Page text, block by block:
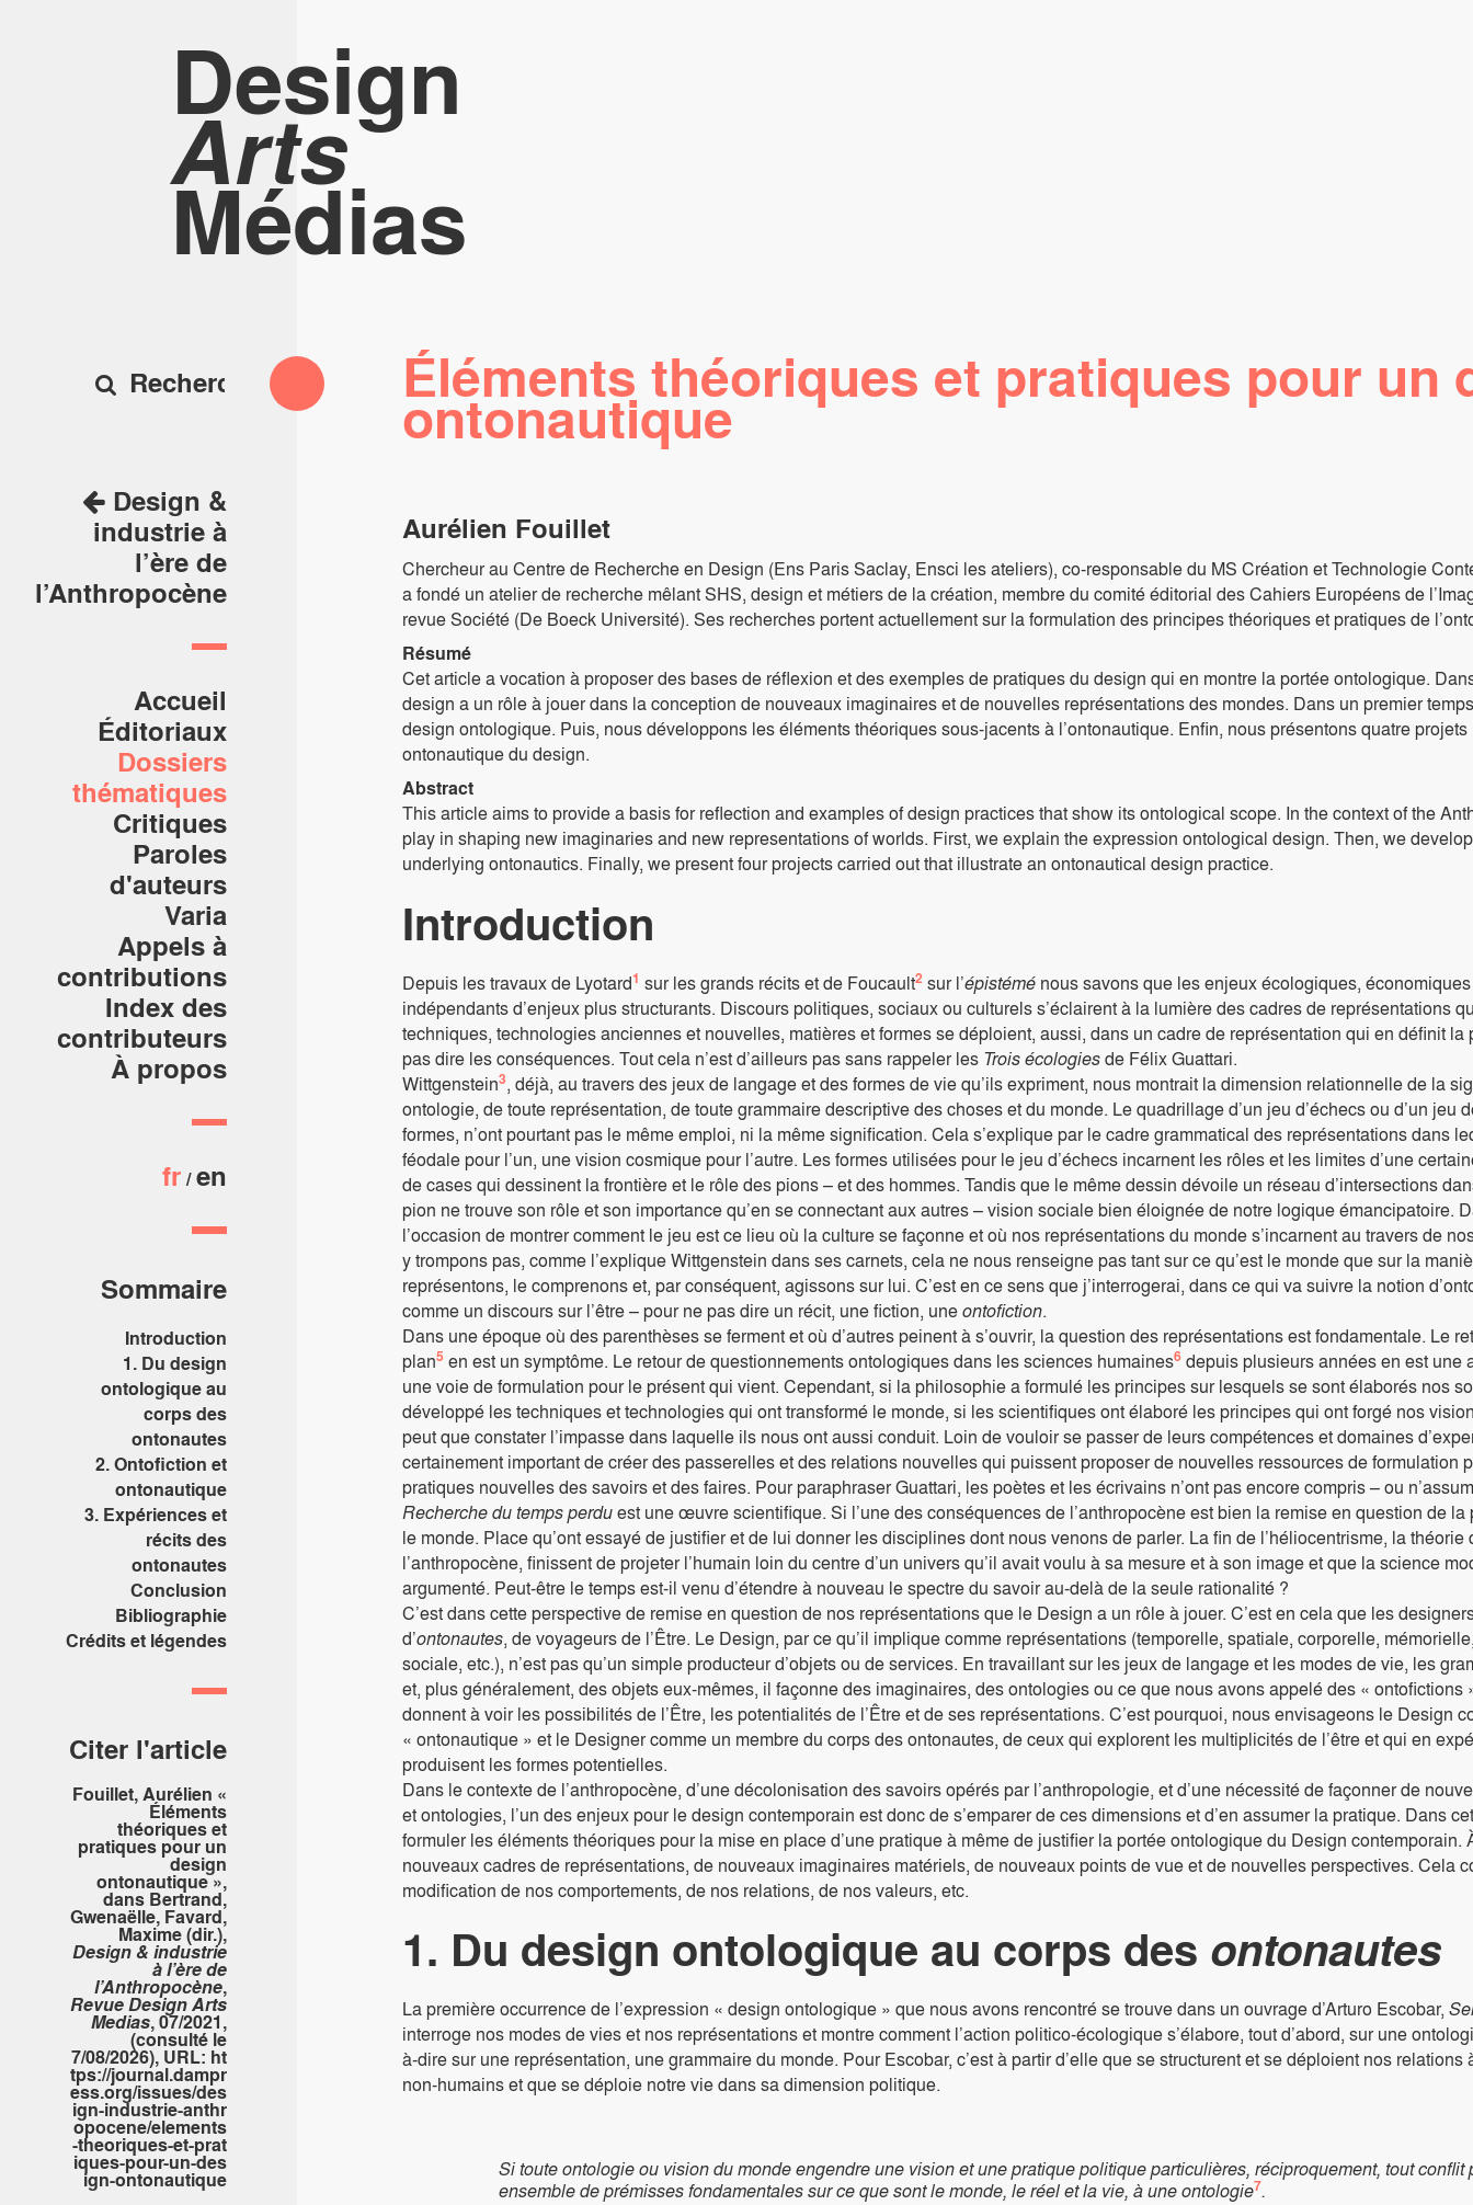
Design
Arts
Médias
Design &
industrie à
l’ère de
l’Anthropocène
Accueil
Éditoriaux
Dossiers
thématiques
Critiques
Paroles
d'auteurs
Varia
Appels à
contributions
Index des
contributeurs
À propos
fr en
Sommaire
Introduction
1. Du design
ontologique au
corps des
ontonautes
2. Ontofiction et
ontonautique
3. Expériences et
récits des
ontonautes
Conclusion
Bibliographie
Crédits et légendes
Citer l'article
Fouillet, Aurélien «
Éléments
théoriques et
pratiques pour un
design
ontonautique »,
dans Bertrand,
Gwenaëlle, Favard,
Maxime (dir.),
Design & industrie
à l’ère de
l’Anthropocène,
Revue Design Arts
Medias, 07/2021,
(consulté le
7/08/2026), URL: ht
tps://journal.dampr
ess.org/issues/des
ign-industrie-anthr
opocene/elements
-theoriques-et-prat
iques-pour-un-des
ign-ontonautique
Éléments théoriques et pratiques pour un
ontonautique
Aurélien Fouillet
Chercheur au Centre de Recherche en Design (Ens Paris Saclay, Ensci les ateliers), co-responsable du MS Création et Technologie
a fondé un atelier de recherche mêlant SHS, design et métiers de la création, membre du comité éditorial des Cahiers Européens de
revue Société (De Boeck Université). Ses recherches portent actuellement sur la formulation des principes théoriques et pratiques de
Résumé
Cet article a vocation à proposer des bases de réflexion et des exemples de pratiques du design qui en montre la portée ontologique.
design a un rôle à jouer dans la conception de nouveaux imaginaires et de nouvelles représentations des mondes. Dans un premier
design ontologique. Puis, nous développons les éléments théoriques sous-jacents à l’ontonautique. Enfin, nous présentons quatre
ontonautique du design.
Abstract
This article aims to provide a basis for reflection and examples of design practices that show its ontological scope. In the context of the
play in shaping new imaginaries and new representations of worlds. First, we explain the expression ontological design. Then, we
underlying ontonautics. Finally, we present four projects carried out that illustrate an ontonautical design practice.
Introduction
Depuis les travaux de Lyotard1 sur les grands récits et de Foucault2 sur l’épistémé nous savons que les enjeux écologiques,
indépendants d’enjeux plus structurants. Discours politiques, sociaux ou culturels s’éclairent à la lumière des cadres de représentations
techniques, technologies anciennes et nouvelles, matières et formes se déploient, aussi, dans un cadre de représentation qui en définit la
pas dire les conséquences. Tout cela n’est d’ailleurs pas sans rappeler les Trois écologiesde Félix Guattari.
Wittgenstein3, déjà, au travers des jeux de langage et des formes de vie qu’ils expriment, nous montrait la dimension relationnelle de la
ontologie, de toute représentation, de toute grammaire descriptive des choses et du monde. Le quadrillage d’un jeu d’échecs ou d’un jeu
formes, n’ont pourtant pas le même emploi, ni la même signification. Cela s’explique par le cadre grammatical des représentations dans
féodale pour l’un, une vision cosmique pour l’autre. Les formes utilisées pour le jeu d’échecs incarnent les rôles et les limites d’une
de cases qui dessinent la frontière et le rôle des pions – et des hommes. Tandis que le même dessin dévoile un réseau d’intersections
pion ne trouve son rôle et son importance qu’en se connectant aux autres – vision sociale bien éloignée de notre logique émancipatoire.
l’occasion de montrer comment le jeu est ce lieu où la culture se façonne et où nos représentations du monde s’incarnent au travers de
y trompons pas, comme l’explique Wittgenstein dans ses carnets, cela ne nous renseigne pas tant sur ce qu’est le monde que sur la
représentons, le comprenons et, par conséquent, agissons sur lui. C’est en ce sens que j’interrogerai, dans ce qui va suivre la notion
comme un discours sur l’être – pour ne pas dire un récit, une fiction, uneontofiction.
Dans une époque où des parenthèses se ferment et où d’autres peinent à s’ouvrir, la question des représentations est fondamentale. Le
plan5 en est un symptôme. Le retour de questionnements ontologiques dans les sciences humaines6 depuis plusieurs années en est une
une voie de formulation pour le présent qui vient. Cependant, si la philosophie a formulé les principes sur lesquels se sont élaborés nos
développé les techniques et technologies qui ont transformé le monde, si les scientifiques ont élaboré les principes qui ont forgé nos
peut que constater l’impasse dans laquelle ils nous ont aussi conduit. Loin de vouloir se passer de leurs compétences et domaines
certainement important de créer des passerelles et des relations nouvelles qui puissent proposer de nouvelles ressources de formulation
pratiques nouvelles des savoirs et des faires. Pour paraphraser Guattari, les poètes et les écrivains n’ont pas encore compris – ou
Recherche du temps perduest une œuvre scientifique. Si l’une des conséquences de l’anthropocène est bien la remise en question de la
le monde. Place qu’ont essayé de justifier et de lui donner les disciplines dont nous venons de parler. La fin de l’héliocentrisme, la théorie
l’anthropocène, finissent de projeter l’humain loin du centre d’un univers qu’il avait voulu à sa mesure et à son image et que la science
argumenté. Peut-être le temps est-il venu d’étendre à nouveau le spectre du savoir au-delà de la seule rationalité ?
C’est dans cette perspective de remise en question de nos représentations que le Design a un rôle à jouer. C’est en cela que les
d’ontonautes, de voyageurs de l’Être. Le Design, par ce qu’il implique comme représentations (temporelle, spatiale, corporelle,
sociale, etc.), n’est pas qu’un simple producteur d’objets ou de services. En travaillant sur les jeux de langage et les modes de vie, les
et, plus généralement, des objets eux-mêmes, il façonne des imaginaires, des ontologies ou ce que nous avons appelé des « ontofictions
donnent à voir les possibilités de l’Être, les potentialités de l’Être et de ses représentations. C’est pourquoi, nous envisageons le Design
« ontonautique » et le Designer comme un membre du corps des ontonautes, de ceux qui explorent les multiplicités de l’être et qui en
produisent les formes potentielles.
Dans le contexte de l’anthropocène, d’une décolonisation des savoirs opérés par l’anthropologie, et d’une nécessité de façonner de
et ontologies, l’un des enjeux pour le design contemporain est donc de s’emparer de ces dimensions et d’en assumer la pratique. Dans
formuler les éléments théoriques pour la mise en place d’une pratique à même de justifier la portée ontologique du Design contemporain.
nouveaux cadres de représentations, de nouveaux imaginaires matériels, de nouveaux points de vue et de nouvelles perspectives. Cela
modification de nos comportements, de nos relations, de nos valeurs, etc.
1. Du design ontologique au corps des ontonautes
La première occurrence de l’expression « design ontologique » que nous avons rencontré se trouve dans un ouvrage d’Arturo Escobar,
interroge nos modes de vies et nos représentations et montre comment l’action politico-écologique s’élabore, tout d’abord, sur une
à-dire sur une représentation, une grammaire du monde. Pour Escobar, c’est à partir d’elle que se structurent et se déploient nos
non-humains et que se déploie notre vie dans sa dimension politique.
Si toute ontologie ou vision du monde engendre une vision et une pratique politique particulières, réciproquement, tout
ensemble de prémisses fondamentales sur ce que sont le monde, le réel et la vie, à une ontologie7.